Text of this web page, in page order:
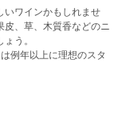
いワインかもしれませ
皮、草、木質香などのニ
う。
例年以上に理想のスタ